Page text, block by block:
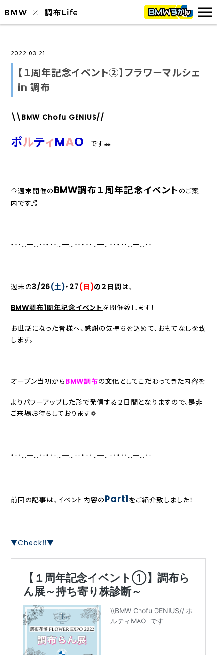
2022.03.21
【１周年記念イベント②】フラワーマルシェ
in 調布
\\BMW Chofu GENIUS//
ポルティMAO です🚗
今週末開催のBMW調布１周年記念イベントのご案
内です♬
・‥…━…‥・‥…━…‥・‥…━…‥・‥…━…‥
週末の3/26(土)・27(日)の２日間 は、
BMW調布1周年記念イベントを開催致します！
お世話になった皆様へ、感謝の気持ちを込めて、おもてなしを致
します。
オープン当初からBMW調布の文化としてこだわってきた内容を
よりパワーアップした形で発信する２日間となりますので、是非
ご来場お待ちしております❁
・‥…━…‥・‥…━…‥・‥…━…‥・‥…━…‥
前回の記事は、イベント内容のPart1をご紹介致しました！
▼Check‼▼